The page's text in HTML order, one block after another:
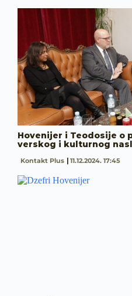
Hovenijer i Teodosije o
verskog i kulturnog
Kontakt Plus 11.12.2024. 17:45